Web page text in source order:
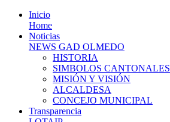
Inicio
Home
Noticias
NEWS GAD OLMEDO
HISTORIA
SIMBOLOS CANTONALES
MISIÓN Y VISIÓN
ALCALDESA
CONCEJO MUNICIPAL
Transparencia